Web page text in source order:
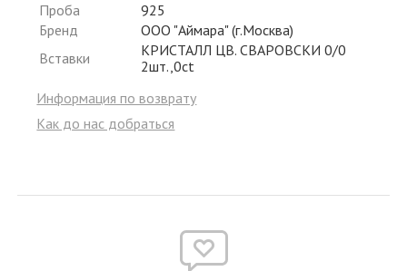
Проба
925
Бренд
ООО "Аймара" (г.Москва)
Вставки
КРИСТАЛЛ ЦВ. СВАРОВСКИ 0/0
2шт.,0ct
Информация по возврату
Как до нас добраться